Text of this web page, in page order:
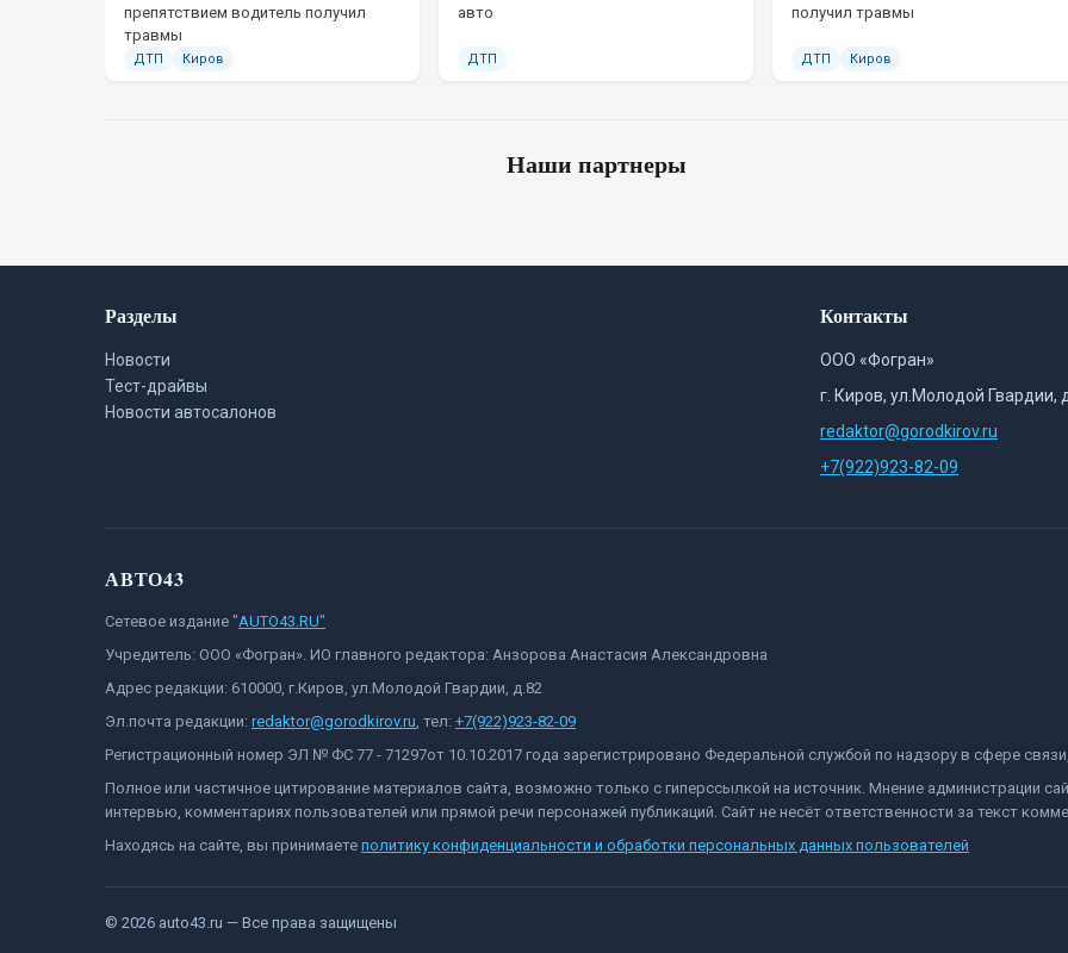
препятствием водитель получил
травмы
ДТП Киров
авто
ДТП
получил травмы
ДТП Киров
Наши партнеры
Разделы
Новости
Тест-драйвы
Новости автосалонов
Контакты
ООО «Фогран»
г. Киров, ул.Молодой Гвардии,
redaktor@gorodkirov.ru
+7(922)923-82-09
АВТО43
Сетевое издание "AUTO43.RU"
Учредитель: ООО «Фогран». ИО главного редактора: Анзорова Анастасия Александровна
Адрес редакции: 610000, г.Киров, ул.Молодой Гвардии, д.82
Эл.почта редакции: redaktor@gorodkirov.ru, тел: +7(922)923-82-09
Регистрационный номер ЭЛ № ФС 77 - 71297от 10.10.2017 года зарегистрировано Федеральной службой по надзору в сфере
Полное или частичное цитирование материалов сайта, возможно только с гиперссылкой на источник. Мнение администрации
интервью, комментариях пользователей или прямой речи персонажей публикаций. Сайт не несёт ответственности за текст
Находясь на сайте, вы принимаете политику конфиденциальности и обработки персональных данных пользователей
© 2026 auto43.ru — Все права защищены